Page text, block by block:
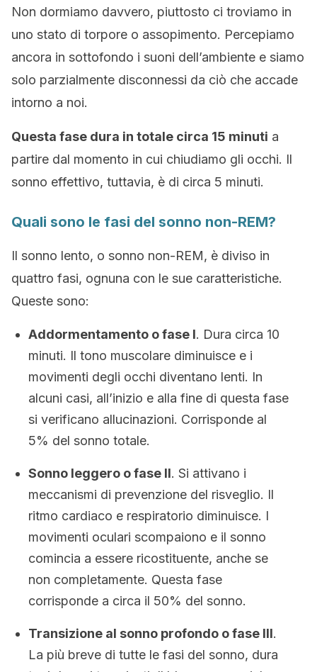
Non dormiamo davvero, piuttosto ci troviamo in
uno stato di torpore o assopimento. Percepiamo
ancora in sottofondo i suoni dell’ambiente e siamo
solo parzialmente disconnessi da ciò che accade
intorno a noi.
Questa fase dura in totale circa 15 minuti a
partire dal momento in cui chiudiamo gli occhi. Il
sonno effettivo, tuttavia, è di circa 5 minuti.
Quali sono le fasi del sonno non-REM?
Il sonno lento, o sonno non-REM, è diviso in
quattro fasi, ognuna con le sue caratteristiche.
Queste sono:
Addormentamento o fase I. Dura circa 10
minuti. Il tono muscolare diminuisce e i
movimenti degli occhi diventano lenti. In
alcuni casi, all’inizio e alla fine di questa fase
si verificano allucinazioni. Corrisponde al
5% del sonno totale.
Sonno leggero o fase II. Si attivano i
meccanismi di prevenzione del risveglio. Il
ritmo cardiaco e respiratorio diminuisce. I
movimenti oculari scompaiono e il sonno
comincia a essere ricostituente, anche se
non completamente. Questa fase
corrisponde a circa il 50% del sonno.
Transizione al sonno profondo o fase III.
La più breve di tutte le fasi del sonno, dura